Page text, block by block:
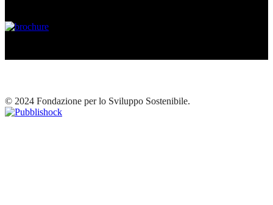
© 2024 Fondazione per lo Sviluppo Sostenibile.